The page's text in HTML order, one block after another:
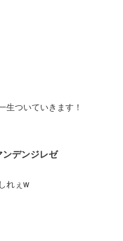
生ついていきます！
デンジレゼ
れぇw